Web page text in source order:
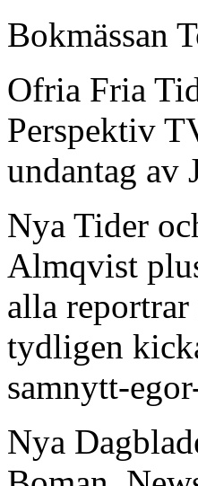
Bokmässan
Ofria Fria
Perspektiv
undantag av
Nya Tider
Almqvist
alla
tydligen
samnytt-
Nya